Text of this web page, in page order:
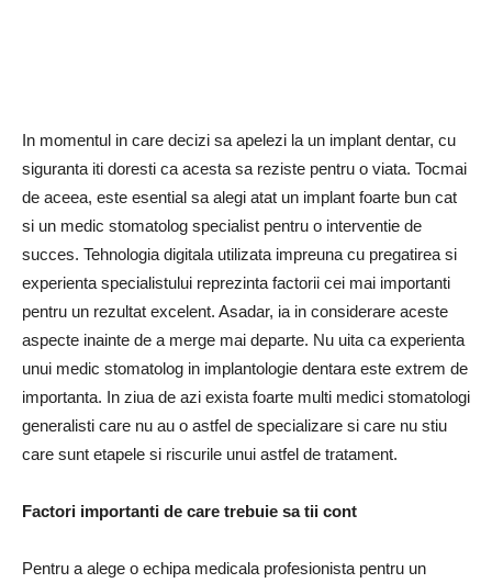
In momentul in care decizi sa apelezi la un implant dentar, cu
siguranta iti doresti ca acesta sa reziste pentru o viata. Tocmai
de aceea, este esential sa alegi atat un implant foarte bun cat
si un medic stomatolog specialist pentru o interventie de
succes. Tehnologia digitala utilizata impreuna cu pregatirea si
experienta specialistului reprezinta factorii cei mai importanti
pentru un rezultat excelent. Asadar, ia in considerare aceste
aspecte inainte de a merge mai departe. Nu uita ca experienta
unui medic stomatolog in implantologie dentara este extrem de
importanta. In ziua de azi exista foarte multi medici stomatologi
generalisti care nu au o astfel de specializare si care nu stiu
care sunt etapele si riscurile unui astfel de tratament.
Factori importanti de care trebuie sa tii cont
Pentru a alege o echipa medicala profesionista pentru un